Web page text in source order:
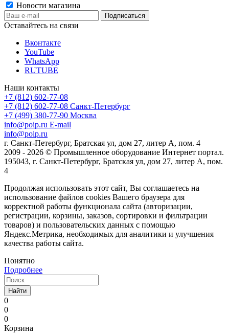
Новости магазина
Оставайтесь на связи
Вконтакте
YouTube
WhatsApp
RUTUBE
Наши контакты
+7 (812) 602-77-08
+7 (812) 602-77-08 Санкт-Петербург
+7 (499) 380-77-90 Москва
info@poip.ru E-mail
info@poip.ru
г. Санкт-Петербург, Братская ул, дом 27, литер А, пом. 4
2009 - 2026 © Промышленное оборудование Интернет портал.
195043, г. Санкт-Петербург, Братская ул, дом 27, литер А, пом.
4
Продолжая использовать этот сайт, Вы соглашаетесь на
использование файлов cookies Вашего браузера для
корректной работы функционала сайта (авторизации,
регистрации, корзины, заказов, сортировки и фильтрации
товаров) и пользовательских данных с помощью
Яндекс.Метрика, необходимых для аналитики и улучшения
качества работы сайта.
Понятно
Подробнее
Найти
0
0
0
Корзина